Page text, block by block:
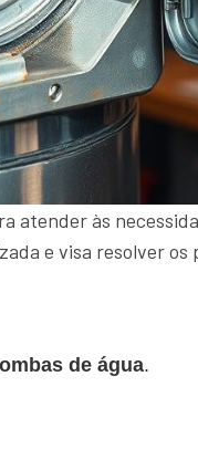
atender às
e visa resolver
de água.